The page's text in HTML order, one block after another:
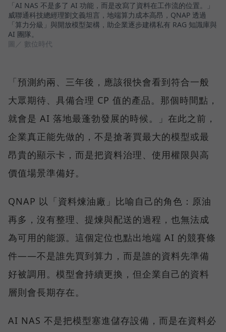
「AI NAS 不是多了 AI 功能，而是改寫了資料在工作流的位置。」
威聯通科技總經理劉文義坦言，地端算力成本高昂，QNAP 透過
「算力分級」與開放模型架構，助企業逐步建構私有 RAG 知識庫與
AI 團隊。
圖／ 數位時代
「預測約兩、三年後，應該很快會看到符合一般
大眾期待、具備合理 CP 值的產品。那個時間點，
就會是 AI 落地最蓬勃發展的時候。」在此之前，
企業真正能先做的，不是搶著買最大的模型或最
昂貴的顯示卡，而是把資料治理、使用權限與高
價值場景準備好。
QNAP 以「資料煉油廠」比喻自己的角色：原油
再多，沒有整理、提煉與配送的過程，也無法成
為可用的能源。這個定位也點出地端 AI 的競賽條
件——不是誰先買到算力，而是誰的資料先準備
好被調用。模型會持續更換，但企業自己的資料
層則會長期存在。
AI NAS 不是把模型塞進儲存設備，而是在資料必